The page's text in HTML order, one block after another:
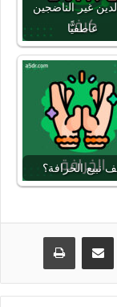
غير الناضجين
عاطفيًّا
نبيع الخرافة؟
مشاركة عبر البريد طباعة